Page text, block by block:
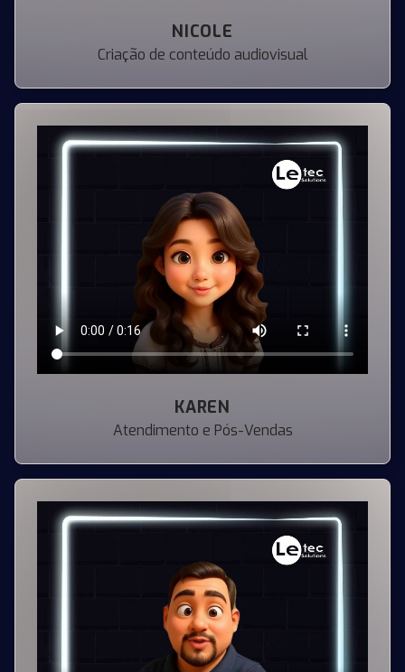
NICOLE
Criação de conteúdo audiovisual
KAREN
Atendimento e Pós-Vendas